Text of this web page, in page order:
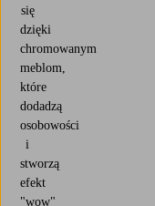
się
dzięki
chromowanym
meblom,
które
dodadzą
osobowości
i
stworzą
efekt
"wow"